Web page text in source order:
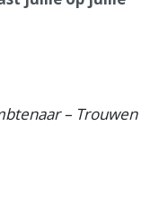
– Trouwen